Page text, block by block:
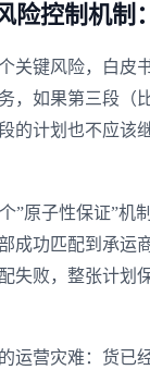
险控制机制
关键风险，白皮
，如果第三段（
的计划也不应
”原子性保证”机
成功匹配到承运
失败，整张计划
运营灾难：货已